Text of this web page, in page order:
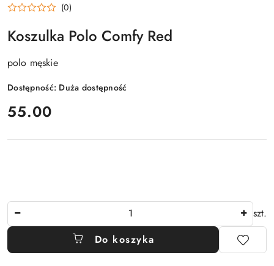
(0)
Koszulka Polo Comfy Red
polo męskie
Dostępność: Duża dostępność
cena:
55.00
szt.
Do koszyka